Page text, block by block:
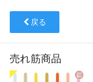
戻る
売れ筋商品